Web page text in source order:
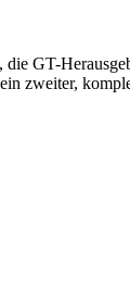
GT-
zweiter,